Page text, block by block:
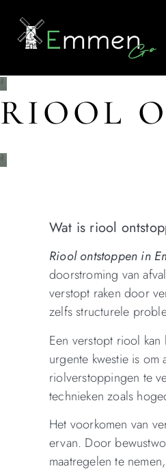
RIOOL
Wat is riool
Riool ontstoppen in
doorstroming van
verstopt raken door
zelfs structurele
Een verstopt riool
urgente kwestie is
riolverstoppingen te
technieken zoals
Het voorkomen van
ervan. Door
maatregelen te